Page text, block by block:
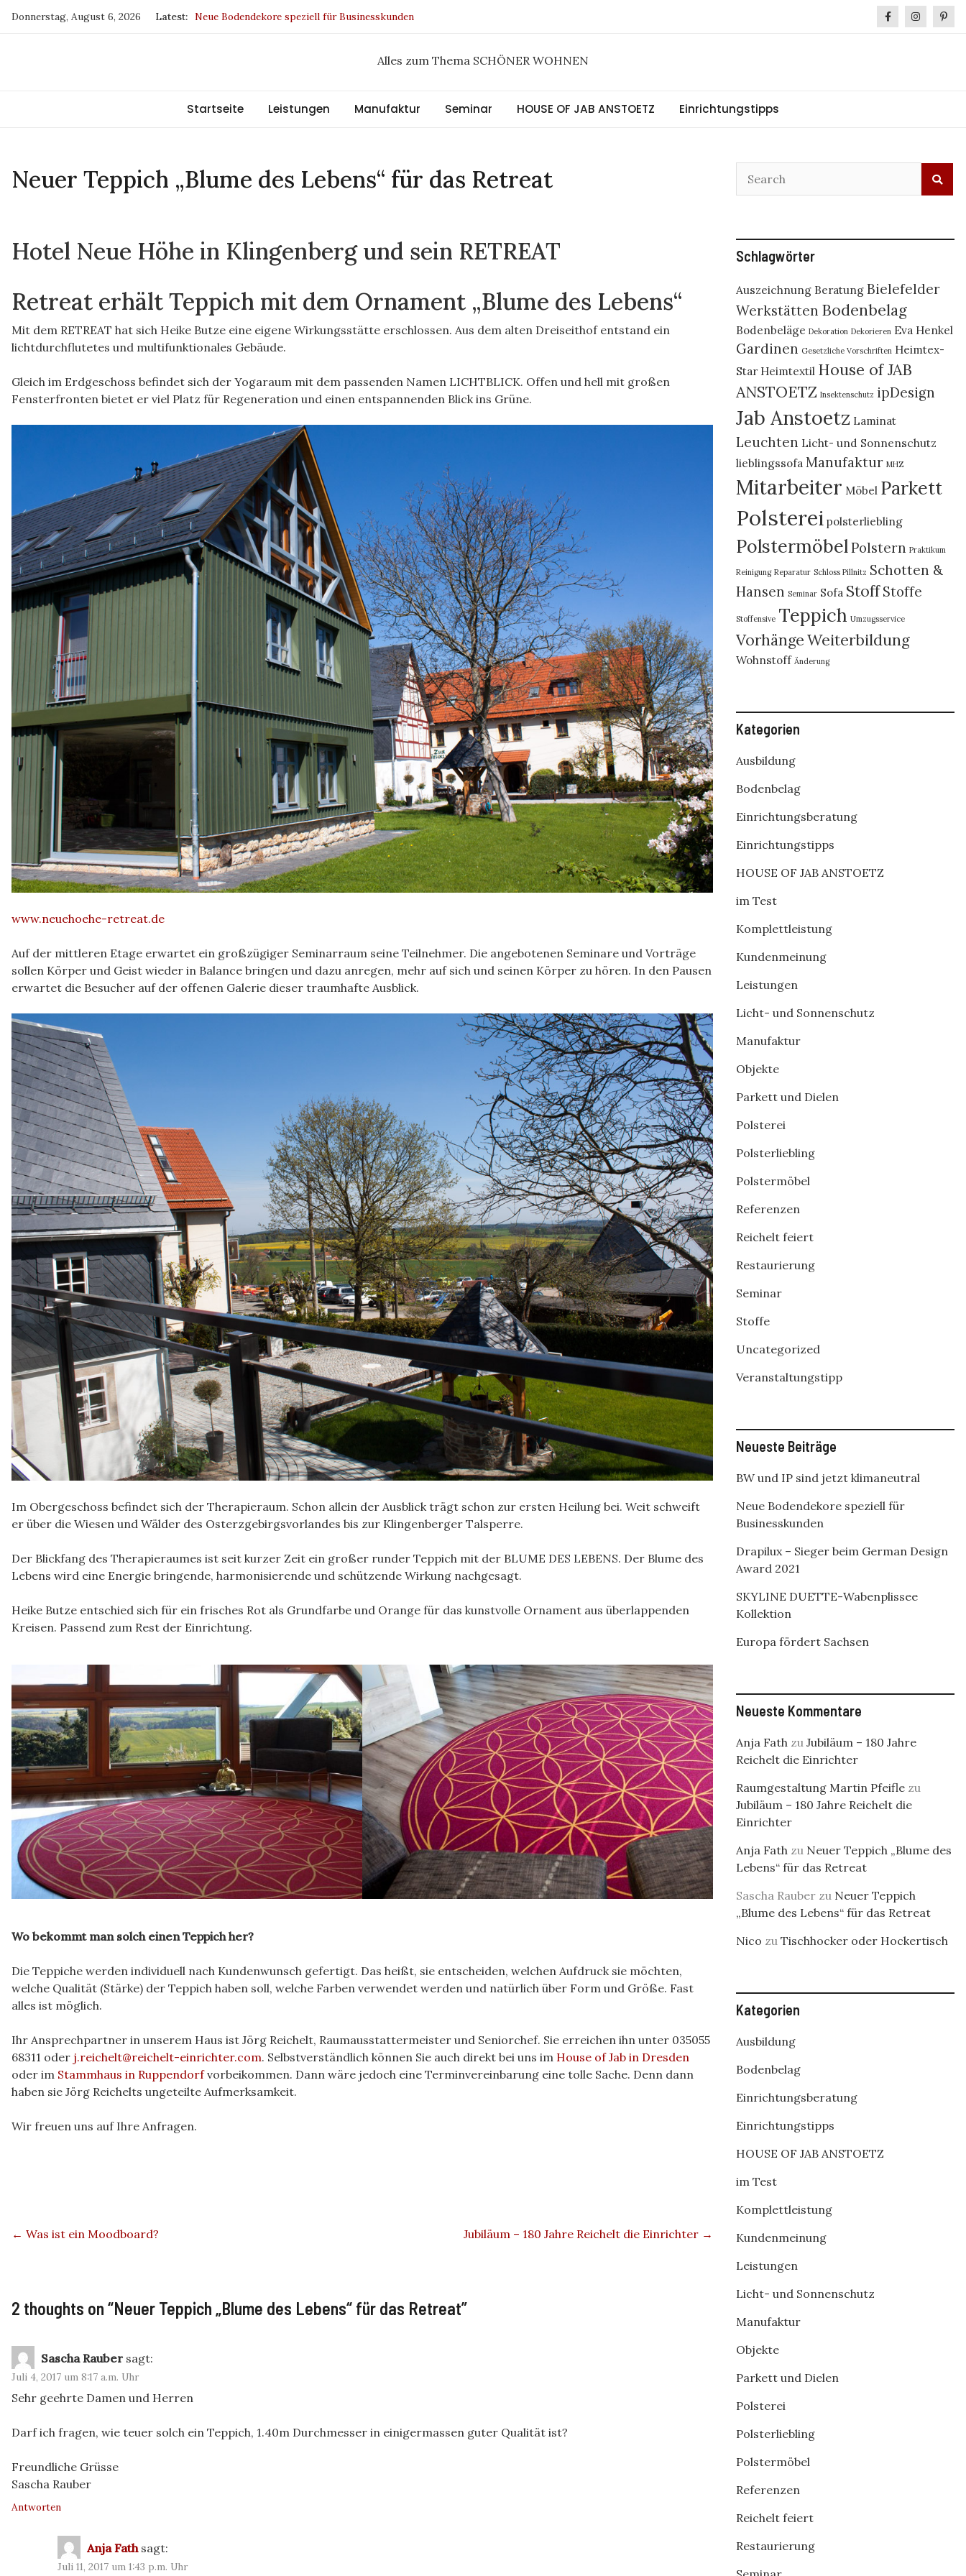
Donnerstag, August 6, 2026 Latest: Drapilux – Sieger beim German Design Award 2021
Alles zum Thema SCHÖNER WOHNEN
Startseite Leistungen Manufaktur Seminar HOUSE OF JAB ANSTOETZ Einrichtungstipps
Neuer Teppich „Blume des Lebens“ für das Retreat
Hotel Neue Höhe in Klingenberg und sein RETREAT
Retreat erhält Teppich mit dem Ornament „Blume des Lebens“
Mit dem RETREAT hat sich Heike Butze eine eigene Wirkungsstätte erschlossen. Aus dem alten Dreiseithof entstand ein
lichtdurchflutetes und multifunktionales Gebäude.
Gleich im Erdgeschoss befindet sich der Yogaraum mit dem passenden Namen LICHTBLICK. Offen und hell mit großen
Fensterfronten bietet er viel Platz für Regeneration und einen entspannenden Blick ins Grüne.
www.neuehoehe-retreat.de
Auf der mittleren Etage erwartet ein großzügiger Seminarraum seine Teilnehmer. Die angebotenen Seminare und Vorträge
sollen Körper und Geist wieder in Balance bringen und dazu anregen, mehr auf sich und seinen Körper zu hören. In den Pausen
erwartet die Besucher auf der offenen Galerie dieser traumhafte Ausblick.
Im Obergeschoss befindet sich der Therapieraum. Schon allein der Ausblick trägt schon zur ersten Heilung bei. Weit schweift
er über die Wiesen und Wälder des Osterzgebirgsvorlandes bis zur Klingenberger Talsperre.
Der Blickfang des Therapieraumes ist seit kurzer Zeit ein großer runder Teppich mit der BLUME DES LEBENS. Der Blume des
Lebens wird eine Energie bringende, harmonisierende und schützende Wirkung nachgesagt.
Heike Butze entschied sich für ein frisches Rot als Grundfarbe und Orange für das kunstvolle Ornament aus überlappenden
Kreisen. Passend zum Rest der Einrichtung.
Wo bekommt man solch einen Teppich her?
Die Teppiche werden individuell nach Kundenwunsch gefertigt. Das heißt, sie entscheiden, welchen Aufdruck sie möchten,
welche Qualität (Stärke) der Teppich haben soll, welche Farben verwendet werden und natürlich über Form und Größe. Fast
alles ist möglich.
Ihr Ansprechpartner in unserem Haus ist Jörg Reichelt, Raumausstattermeister und Seniorchef. Sie erreichen ihn unter 035055
68311 oder j.reichelt@reichelt-einrichter.com. Selbstverständlich können Sie auch direkt bei uns im House of Jab in Dresden
oder im Stammhaus in Ruppendorfvorbeikommen. Dann wäre jedoch eine Terminvereinbarung eine tolle Sache. Denn dann
haben sie Jörg Reichelts ungeteilte Aufmerksamkeit.
Wir freuen uns auf Ihre Anfragen.
← Was ist ein Moodboard? Jubiläum – 180 Jahre Reichelt die Einrichter →
2 thoughts on “Neuer Teppich „Blume des Lebens“ für das Retreat”
Sascha Rauber sagt:
Juli 4, 2017 um 8:17 a.m. Uhr
Sehr geehrte Damen und Herren
Darf ich fragen, wie teuer solch ein Teppich, 1.40m Durchmesser in einigermassen guter Qualität ist?
Freundliche Grüsse
Sascha Rauber
Antworten
Anja Fath sagt:
Juli 11, 2017 um 1:43 p.m. Uhr
Schlagwörter
Auszeichnung Beratung Bielefelder
Werkstätten Bodenbelag
Bodenbeläge Dekoration Dekorieren Eva Henkel
Gardinen Gesetzliche Vorschriften Heimtex-
Star Heimtextil House of JAB
ANSTOETZ Insektenschutz ipDesign
Jab Anstoetz Laminat
Leuchten Licht- und Sonnenschutz
lieblingssofa Manufaktur MHZ
Mitarbeiter Möbel Parkett
Polsterei polsterliebling
PolstermöbelPolstern Praktikum
Reinigung Reparatur Schloss Pillnitz Schotten &
Hansen Seminar Sofa Stoff Stoffe
Stoffensive Teppich Umzugsservice
VorhängeWeiterbildung
Wohnstoff Änderung
Kategorien
Ausbildung
Bodenbelag
Einrichtungsberatung
Einrichtungstipps
HOUSE OF JAB ANSTOETZ
im Test
Komplettleistung
Kundenmeinung
Leistungen
Licht- und Sonnenschutz
Manufaktur
Objekte
Parkett und Dielen
Polsterei
Polsterliebling
Polstermöbel
Referenzen
Reichelt feiert
Restaurierung
Seminar
Stoffe
Uncategorized
Veranstaltungstipp
Neueste Beiträge
BW und IP sind jetzt klimaneutral
Neue Bodendekore speziell für
Businesskunden
Drapilux – Sieger beim German Design
Award 2021
SKYLINE DUETTE-Wabenplissee
Kollektion
Europa fördert Sachsen
Neueste Kommentare
Anja Fath zu Jubiläum – 180 Jahre
Reichelt die Einrichter
Raumgestaltung Martin Pfeifle zu
Jubiläum – 180 Jahre Reichelt die
Einrichter
Anja Fath zu Neuer Teppich „Blume des
Lebens“ für das Retreat
Sascha Rauber zu Neuer Teppich
„Blume des Lebens“ für das Retreat
Nico zu Tischhocker oder Hockertisch
Kategorien
Ausbildung
Bodenbelag
Einrichtungsberatung
Einrichtungstipps
HOUSE OF JAB ANSTOETZ
im Test
Komplettleistung
Kundenmeinung
Leistungen
Licht- und Sonnenschutz
Manufaktur
Objekte
Parkett und Dielen
Polsterei
Polsterliebling
Polstermöbel
Referenzen
Reichelt feiert
Restaurierung